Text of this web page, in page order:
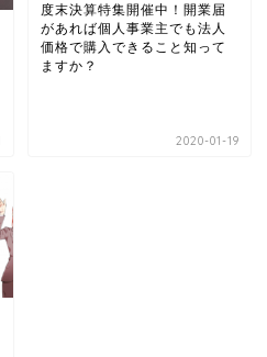
度末決算特集開催中！開業届
があれば個人事業主でも法人
価格で購入できること知って
ますか？
2020-01-19